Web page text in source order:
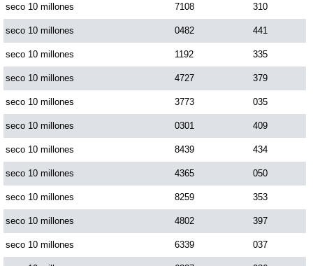
Sinuano Día
Sinuano Noche
Super Chontico Noche
seco 10 millones 7108 310
seco 10 millones 0482 441
seco 10 millones 1192 335
seco 10 millones 4727 379
seco 10 millones 3773 035
seco 10 millones 0301 409
seco 10 millones 8439 434
seco 10 millones 4365 050
seco 10 millones 8259 353
seco 10 millones 4802 397
seco 10 millones 6339 037